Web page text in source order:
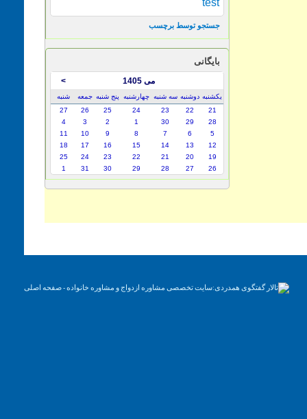
جستجو توسط برچسب
بایگانی
دوشنبه سه شنبه چهارشنبه پنج شنبه جمعه
شنبه
22
23
26
27
29
30
3
4
6
10
11
13
14
17
18
20
21
24
25
27
28
31
1